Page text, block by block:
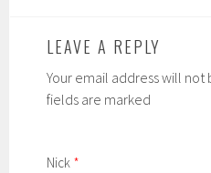
LEAVE A REPLY
Your email address will
fields are marked
Nick *